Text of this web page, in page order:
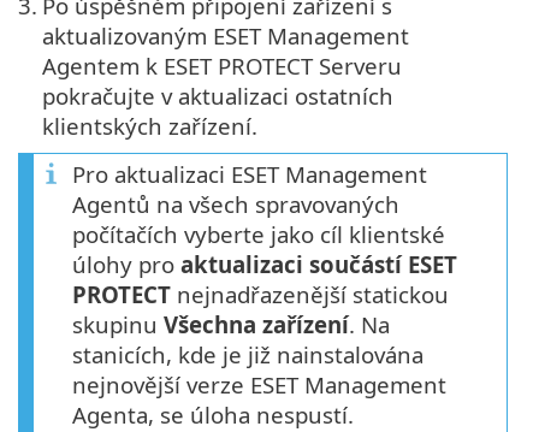
aktualizovaným ESET Management
Agentem k ESET PROTECT Serveru
pokračujte v aktualizaci ostatních
klientských zařízení.
Pro aktualizaci ESET Management
Agentů na všech spravovaných
počítačích vyberte jako cíl klientské
úlohy pro aktualizaci součástí ESET
PROTECT nejnadřazenější statickou
skupinu Všechna zařízení. Na
stanicích, kde je již nainstalována
nejnovější verze ESET Management
Agenta, se úloha nespustí.